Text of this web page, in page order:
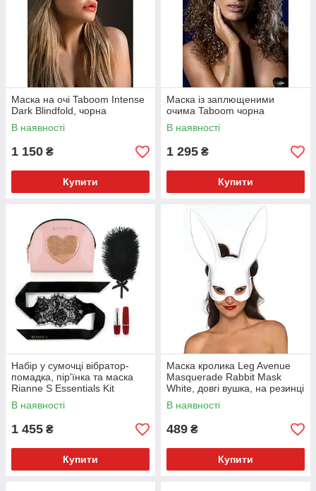
Маска на очі Taboom Intense
Dark Blindfold, чорна
В наявності
1 150 ₴
Купити
Маска із заплющеними
очима Taboom чорна
В наявності
1 295 ₴
Купити
Набір у сумочці вібратор-
помадка, пір'їнка та маска
Rianne S Essentials Kit
d'Amour Roze/Goud
В наявності
1 455 ₴
Купити
Маска кролика Leg Avenue
Masquerade Rabbit Mask
White, довгі вушка, на резинці
В наявності
489 ₴
Купити